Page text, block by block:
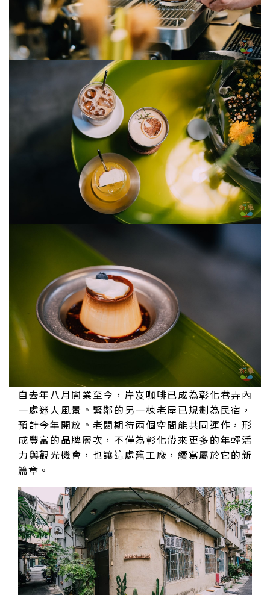
自去年八月開業至今，岸岌咖啡已成為彰化巷弄內
一處迷人風景。緊鄰的另一棟老屋已規劃為民宿，
預計今年開放。老闆期待兩個空間能共同運作，形
成豐富的品牌層次，不僅為彰化帶來更多的年輕活
力與觀光機會，也讓這處舊工廠，續寫屬於它的新
篇章。